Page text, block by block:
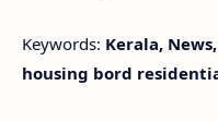
Keywords: Kerala,
housing bord